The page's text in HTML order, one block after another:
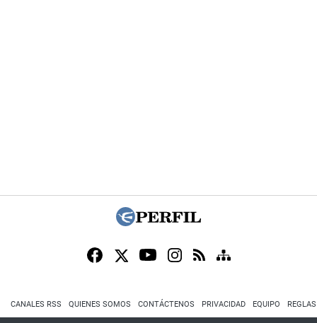
CANALES RSS QUIENES SOMOS CONTÁCTENOS PRIVACIDAD EQUIPO